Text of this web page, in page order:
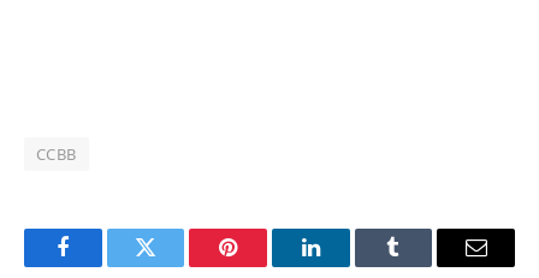
CCBB
FacebookTwitter Pinterest LinkedInTumblr Email